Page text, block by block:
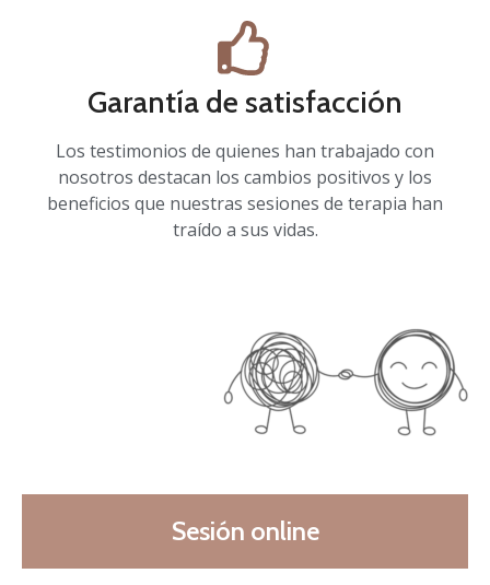
Garantía de satisfacción
Los testimonios de quienes han trabajado con
nosotros destacan los cambios positivos y los
beneficios que nuestras sesiones de terapia han
traído a sus vidas.
Sesión online